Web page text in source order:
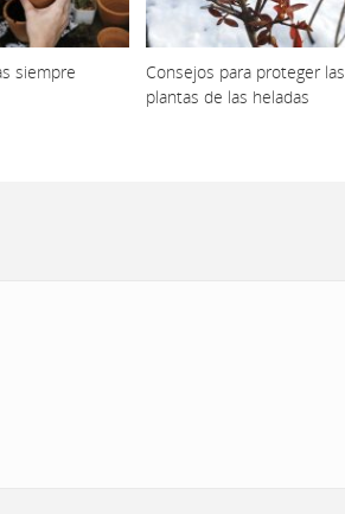
siempre
Consejos para proteger las
plantas de las heladas